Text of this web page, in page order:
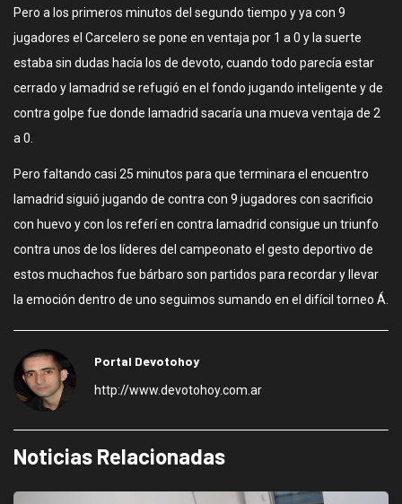
Pero a los primeros minutos del segundo tiempo y ya con 9
jugadores el Carcelero se pone en ventaja por 1 a 0 y la suerte
estaba sin dudas hacía los de devoto, cuando todo parecía estar
cerrado y lamadrid se refugió en el fondo jugando inteligente y de
contra golpe fue donde lamadrid sacaría una mueva ventaja de 2
a 0.
Pero faltando casi 25 minutos para que terminara el encuentro
lamadrid siguió jugando de contra con 9 jugadores con sacrificio
con huevo y con los referí en contra lamadrid consigue un triunfo
contra unos de los líderes del campeonato el gesto deportivo de
estos muchachos fue bárbaro son partidos para recordar y llevar
la emoción dentro de uno seguimos sumando en el difícil torneo Á.
Portal Devotohoy
http://www.devotohoy.com.ar
Noticias Relacionadas